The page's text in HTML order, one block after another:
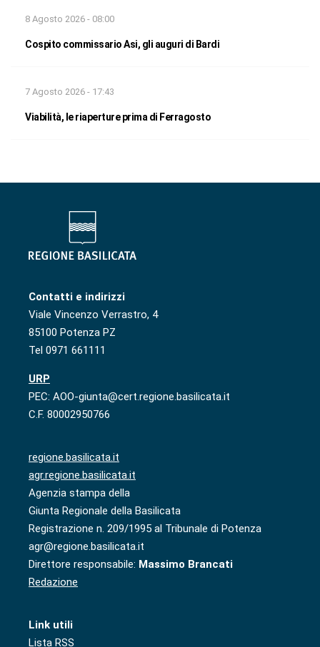
8 Agosto 2026 - 08:00
Cospito commissario Asi, gli auguri di Bardi
7 Agosto 2026 - 17:43
Viabilità, le riaperture prima di Ferragosto
Contatti e indirizzi
Viale Vincenzo Verrastro, 4
85100 Potenza PZ
Tel 0971 661111
URP
PEC: AOO-giunta@cert.regione.basilicata.it
C.F. 80002950766
regione.basilicata.it
agr.regione.basilicata.it
Agenzia stampa della
Giunta Regionale della Basilicata
Registrazione n. 209/1995 al Tribunale di Potenza
agr@regione.basilicata.it
Direttore responsabile: Massimo Brancati
Redazione
Link utili
Lista RSS